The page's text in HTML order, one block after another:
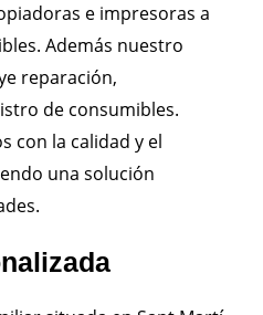
e impresoras a
Además nuestro
reparación,
de consumibles.
con la calidad y el
una solución